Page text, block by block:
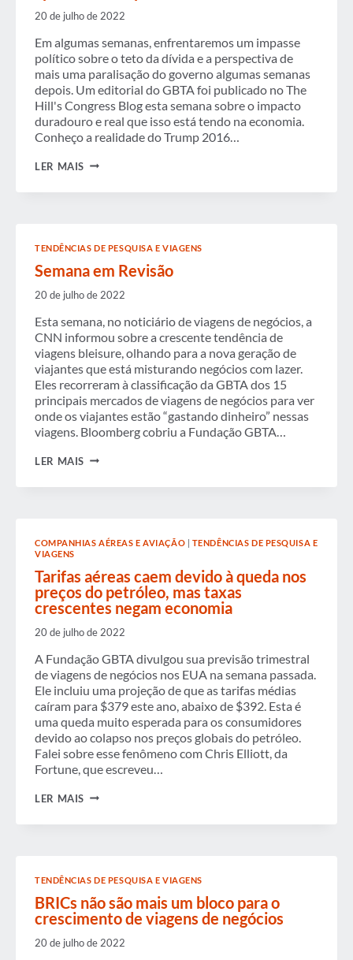
20 de julho de 2022
Em algumas semanas, enfrentaremos um impasse
político sobre o teto da dívida e a perspectiva de
mais uma paralisação do governo algumas semanas
depois. Um editorial do GBTA foi publicado no The
Hill's Congress Blog esta semana sobre o impacto
duradouro e real que isso está tendo na economia.
Conheço a realidade do Trump 2016…
LER MAIS DESLIGAMENTO
TEATRO
POLÍTICO
TENDÊNCIAS DE PESQUISA E VIAGENS
Semana em Revisão
20 de julho de 2022
Esta semana, no noticiário de viagens de negócios, a
CNN informou sobre a crescente tendência de
viagens bleisure, olhando para a nova geração de
viajantes que está misturando negócios com lazer.
Eles recorreram à classificação da GBTA dos 15
principais mercados de viagens de negócios para ver
onde os viajantes estão “gastando dinheiro” nessas
viagens. Bloomberg cobriu a Fundação GBTA…
LER MAIS SEMANA
COMPANHIAS AÉREAS E AVIAÇÃO | TENDÊNCIAS DE PESQUISA E
VIAGENS
Tarifas aéreas caem devido à queda nos
preços do petróleo, mas taxas
crescentes negam economia
20 de julho de 2022
A Fundação GBTA divulgou sua previsão trimestral
de viagens de negócios nos EUA na semana passada.
Ele incluiu uma projeção de que as tarifas médias
caíram para $379 este ano, abaixo de $392. Esta é
uma queda muito esperada para os consumidores
devido ao colapso nos preços globais do petróleo.
Falei sobre esse fenômeno com Chris Elliott, da
Fortune, que escreveu…
LER MAIS TARIFAS
PREÇOS
DO
PETRÓLEO,
MAS
CRESCENTES
TENDÊNCIAS DE PESQUISA E VIAGENS
BRICs não são mais um bloco para o
crescimento de viagens de negócios
20 de julho de 2022